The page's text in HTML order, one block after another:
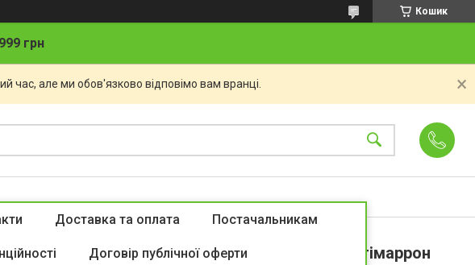
Кошик
грн
але ми обов'язково відповімо вам вранці.
Доставка та оплата Постачальникам
Договір публічної оферти
Хоккайдо насіння (10 шт) помаранчева потімаррон